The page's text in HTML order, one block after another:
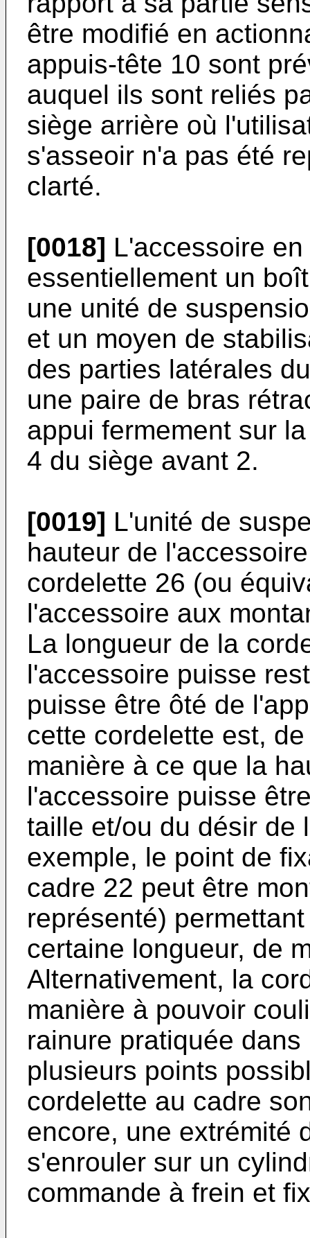
être modifié en
appuis-tête 10 sont
auquel ils sont reliés
siège arrière où
s'asseoir n'a pas été
clarté.
[0018] L'accessoire
essentiellement un
une unité de
et un moyen de
des parties latérales
une paire de bras
appui fermement sur
4 du siège avant 2.
[0019] L'unité de
hauteur de
cordelette 26 (ou
l'accessoire aux
La longueur de la
l'accessoire puisse
puisse être ôté de
cette cordelette est,
manière à ce que la
l'accessoire puisse
taille et/ou du désir de
exemple, le point de
cadre 22 peut être
représenté)
certaine longueur, de
Alternativement, la
manière à pouvoir
rainure pratiquée
plusieurs points
cordelette au cadre
encore, une extrémité
s'enrouler sur un
commande à frein et